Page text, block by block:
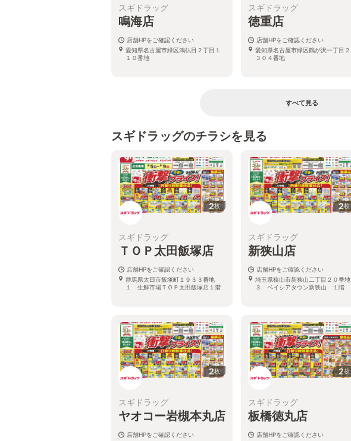
スギドラッグ
鳴海店
店舗HPをご確認ください
愛知県名古屋市緑区鴻仏目２丁目１
１０番地
スギドラッグ
徳重店
店舗HPをご確認ください
愛知県名古屋市緑区鶴が沢一丁目２
３０４番地
すべて見る
スギドラッグのチラシを見る
2枚
スギドラッグ
ＴＯＰ太田飯塚店
店舗HPをご確認ください
群馬県太田市飯塚町１９３３番地
１ 生鮮市場ＴＯＰ太田飯塚店１階
2枚
スギドラッグ
新狭山店
店舗HPをご確認ください
埼玉県狭山市新狭山二丁目２０番地
３ ベイシアタウン新狭山 １階
2枚
スギドラッグ
ヤオコー岩槻本丸店
店舗HPをご確認ください
2枚
スギドラッグ
板橋徳丸店
店舗HPをご確認ください